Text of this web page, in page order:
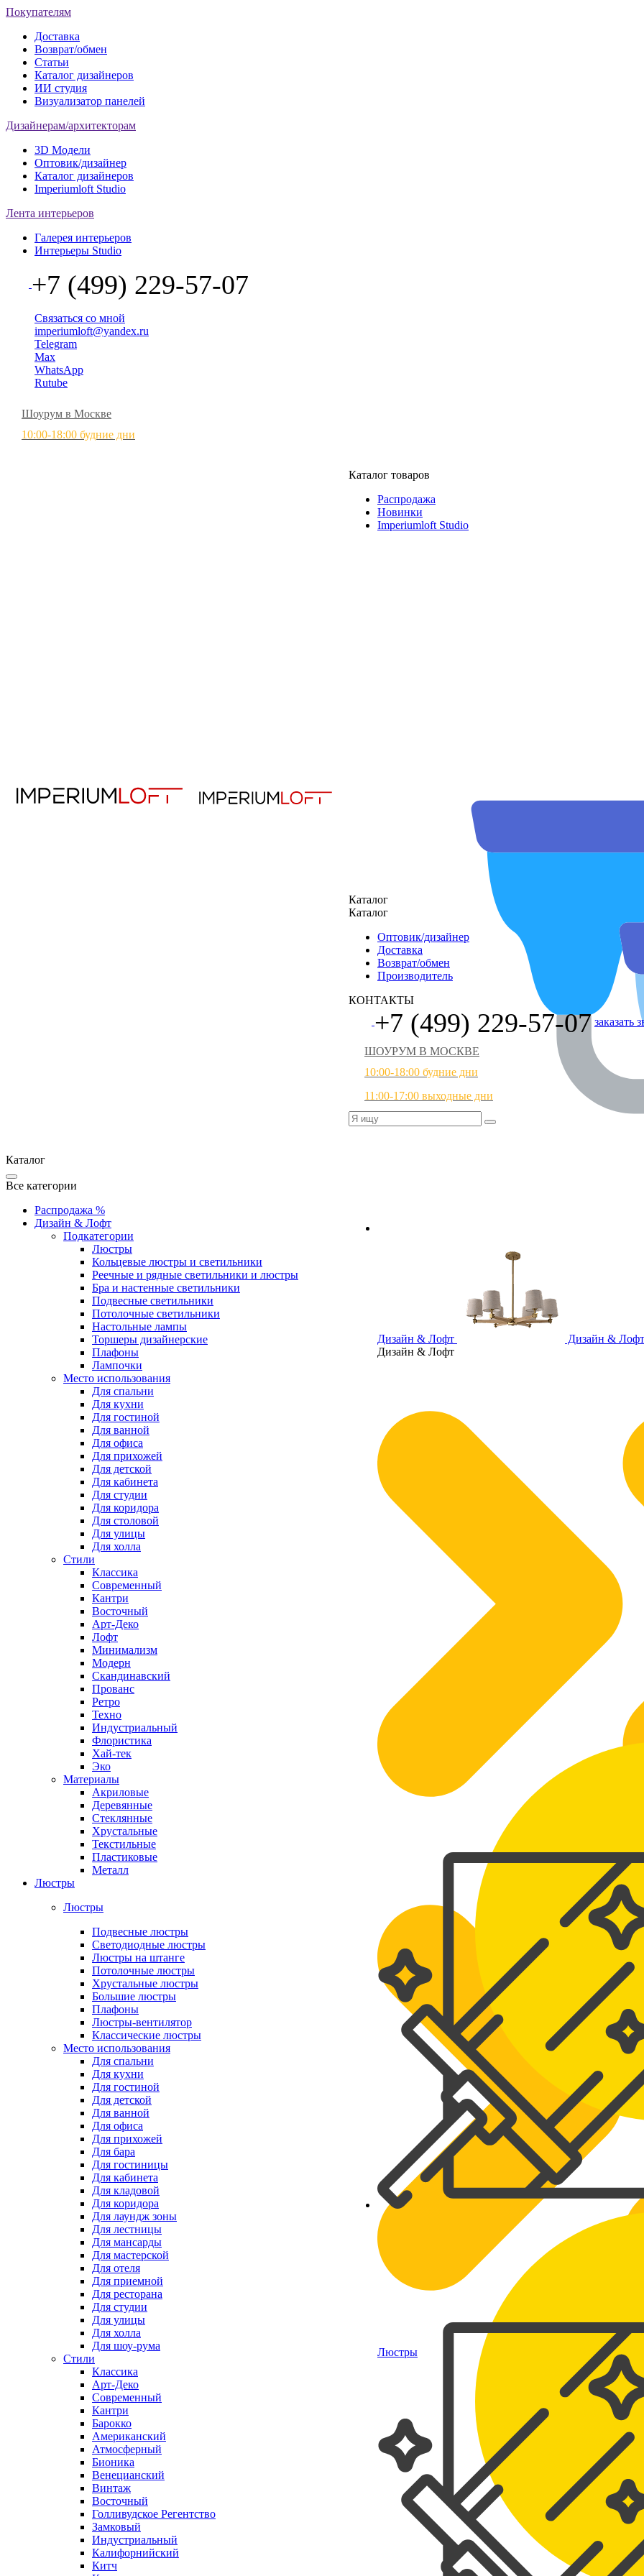
Покупателям
Доставка
Возврат/обмен
Статьи
Каталог дизайнеров
ИИ студия
Визуализатор панелей
Дизайнерам/архитекторам
3D Модели
Оптовик/дизайнер
Каталог дизайнеров
Imperiumloft Studio
Лента интерьеров
Галерея интерьеров
Интерьеры Studio
+7 (499) 229-57-07
Связаться со мной
imperiumloft@yandex.ru
Telegram
Max
WhatsApp
Rutube
Шоурум в Москве
10:00-18:00 будние дни
Каталог товаров
Распродажа
Новинки
Imperiumloft Studio
Дизайн & Лофт
Дизайн & Лофт
Дизайн & Лофт
Люстры
Каталог
Каталог
Оптовик/дизайнер
Доставка
Возврат/обмен
Производитель
КОНТАКТЫ
+7 (499) 229-57-07 заказать
ШОУРУМ В МОСКВЕ
10:00-18:00 будние дни
11:00-17:00 выходные дни
Каталог
Все категории
Распродажа %
Дизайн & Лофт
Подкатегории
Люстры
Кольцевые люстры и светильники
Реечные и рядные светильники и люстры
Бра и настенные светильники
Подвесные светильники
Потолочные светильники
Настольные лампы
Торшеры дизайнерские
Плафоны
Лампочки
Место использования
Для спальни
Для кухни
Для гостиной
Для ванной
Для офиса
Для прихожей
Для детской
Для кабинета
Для студии
Для коридора
Для столовой
Для улицы
Для холла
Стили
Классика
Современный
Кантри
Восточный
Арт-Деко
Лофт
Минимализм
Модерн
Скандинавский
Прованс
Ретро
Техно
Индустриальный
Флористика
Хай-тек
Эко
Материалы
Акриловые
Деревянные
Стеклянные
Хрустальные
Текстильные
Пластиковые
Металл
Люстры
Люстры
Подвесные люстры
Светодиодные люстры
Люстры на штанге
Потолочные люстры
Хрустальные люстры
Большие люстры
Плафоны
Люстры-вентилятор
Классические люстры
Место использования
Для спальни
Для кухни
Для гостиной
Для детской
Для ванной
Для офиса
Для прихожей
Для бара
Для гостиницы
Для кабинета
Для кладовой
Для коридора
Для лаундж зоны
Для лестницы
Для мансарды
Для мастерской
Для отеля
Для приемной
Для ресторана
Для студии
Для улицы
Для холла
Для шоу-рума
Стили
Классика
Арт-Деко
Современный
Кантри
Барокко
Американский
Атмосферный
Бионика
Венецианский
Винтаж
Восточный
Голливудское Регентство
Замковый
Индустриальный
Калифорнийский
Китч